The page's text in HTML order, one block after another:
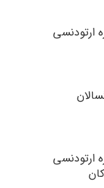
ارتودنسی
ارتودنسی